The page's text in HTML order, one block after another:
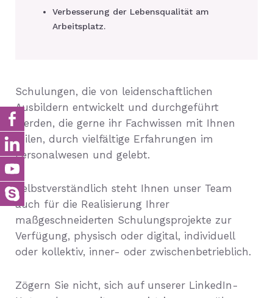
Verbesserung der Lebensqualität am
Arbeitsplatz.
Schulungen, die von leidenschaftlichen
Ausbildern entwickelt und durchgeführt
werden, die gerne ihr Fachwissen mit Ihnen
teilen, durch vielfältige Erfahrungen im
Personalwesen und gelebt.
Selbstverständlich steht Ihnen unser Team
auch für die Realisierung Ihrer
maßgeschneiderten Schulungsprojekte zur
Verfügung, physisch oder digital, individuell
oder kollektiv, inner- oder zwischenbetrieblich.
Zögern Sie nicht, sich auf unserer LinkedIn-